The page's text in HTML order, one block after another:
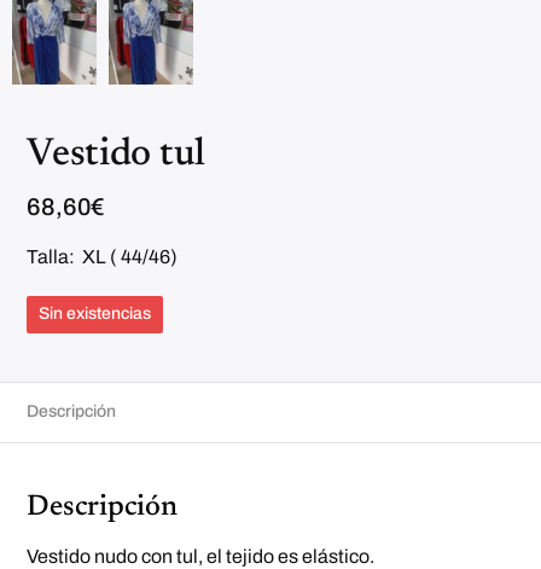
Vestido tul
68,60€
Talla: XL ( 44/46)
Sin existencias
Descripción
Descripción
Vestido nudo con tul, el tejido es elástico.